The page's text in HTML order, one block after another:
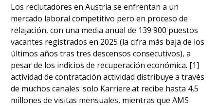
18 mejores bolsas de empleo en Austria
Maximizar la eficacia de estos portales
de empleo en Austria
Conclusión
Preguntas frecuentes
Los reclutadores en Austria se enfrentan a un
mercado laboral competitivo pero en proceso de
relajación, con una media anual de 139 900 puestos
vacantes registrados en 2025 (la cifra más baja de los
últimos años tras tres descensos consecutivos), a
pesar de los indicios de recuperación económica. [1]
actividad de contratación actividad distribuye a través
de muchos canales: solo Karriere.at recibe hasta 4,5
millones de visitas mensuales, mientras que AMS